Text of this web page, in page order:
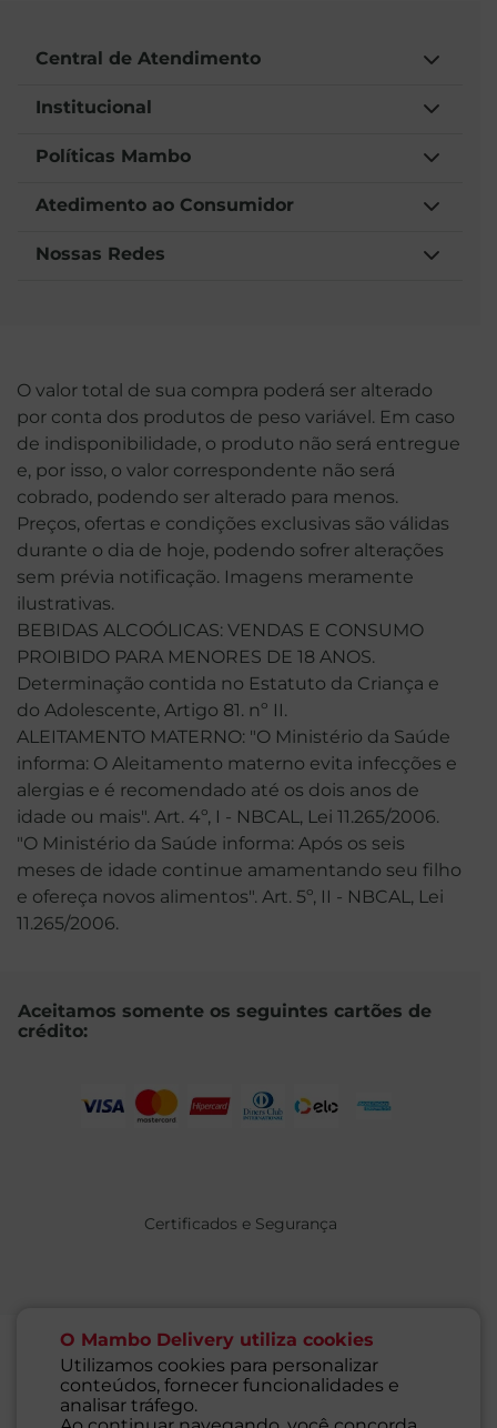
O Mambo Delivery utiliza cookies
Utilizamos cookies para personalizar
conteúdos, fornecer funcionalidades e
analisar tráfego.
Central de Atendimento
Institucional
Políticas Mambo
Atedimento ao Consumidor
Nossas Redes
O valor total de sua compra poderá ser alterado
por conta dos produtos de peso variável. Em caso
de indisponibilidade, o produto não será entregue
e, por isso, o valor correspondente não será
cobrado, podendo ser alterado para menos.
Preços, ofertas e condições exclusivas são válidas
durante o dia de hoje, podendo sofrer alterações
sem prévia notificação. Imagens meramente
ilustrativas.
BEBIDAS ALCOÓLICAS: VENDAS E CONSUMO
PROIBIDO PARA MENORES DE 18 ANOS.
Determinação contida no Estatuto da Criança e
do Adolescente, Artigo 81. nº II.
ALEITAMENTO MATERNO: "O Ministério da Saúde
informa: O Aleitamento materno evita infecções e
alergias e é recomendado até os dois anos de
idade ou mais". Art. 4º, I - NBCAL, Lei 11.265/2006.
"O Ministério da Saúde informa: Após os seis
meses de idade continue amamentando seu filho
e ofereça novos alimentos". Art. 5º, II - NBCAL, Lei
11.265/2006.
Aceitamos somente os seguintes cartões de
crédito:
Certificados e Segurança
@ 2021 MAMBO - TODOS OS DIREITOS RESERVADOS
Supermercados Mambo Ltda.